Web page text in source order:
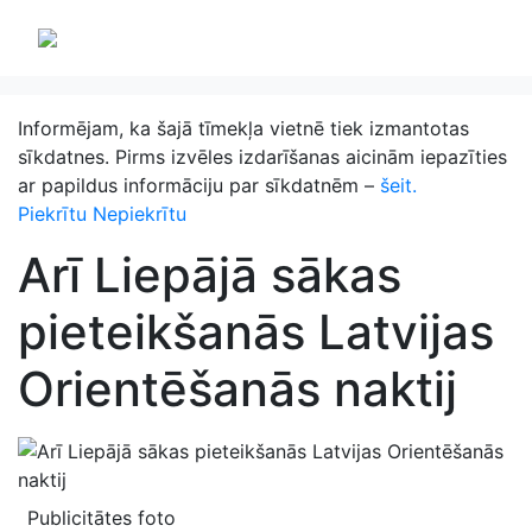
Informējam, ka šajā tīmekļa vietnē tiek izmantotas
sīkdatnes. Pirms izvēles izdarīšanas aicinām iepazīties
ar papildus informāciju par sīkdatnēm – šeit.
Piekrītu Nepiekrītu
Arī Liepājā sākas
pieteikšanās Latvijas
Orientēšanās naktij
Publicitātes foto